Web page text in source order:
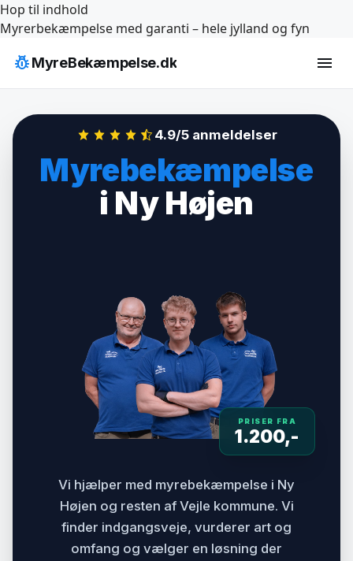
Hop til indhold
Myrerbekæmpelse med garanti – hele jylland og fyn
pest_controlMyreBekæmpelse.dk menu
4.9/5 anmeldelser
Myrebekæmpelse
i Ny Højen
PRISER FRA
1.200,-
Vi hjælper med myrebekæmpelse i Ny
Højen og resten af Vejle kommune. Vi
finder indgangsveje, vurderer art og
omfang og vælger en løsning der